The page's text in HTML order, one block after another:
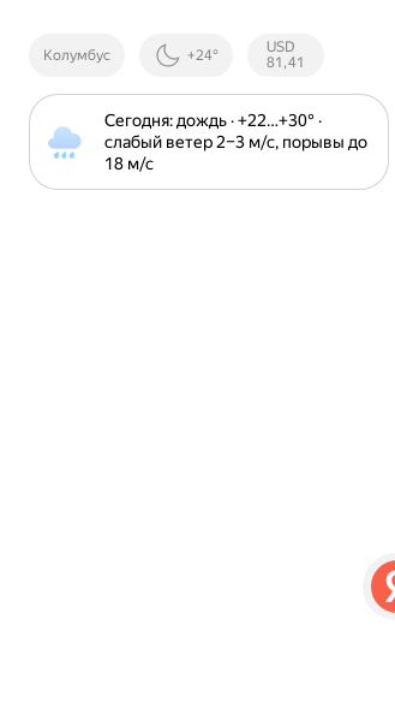
Колумбус +24°
Курсы ЦБ
РФ
USD
81,41
Сегодня: дождь · +22⁠…⁠+30⁠° ·
слабый ветер 2⁠–⁠3 м⁠/⁠с, порывы до
18 м⁠/⁠с